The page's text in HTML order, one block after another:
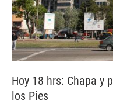
Hoy 18 hrs: Chapa y
los Pies